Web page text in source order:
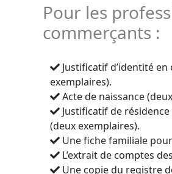
Pour les
commerçants :
Justificatif d’identité
exemplaires).
Acte de naissance
Justificatif de
(deux exemplaires).
Une fiche familiale
L’extrait de comptes
Une copie du registre